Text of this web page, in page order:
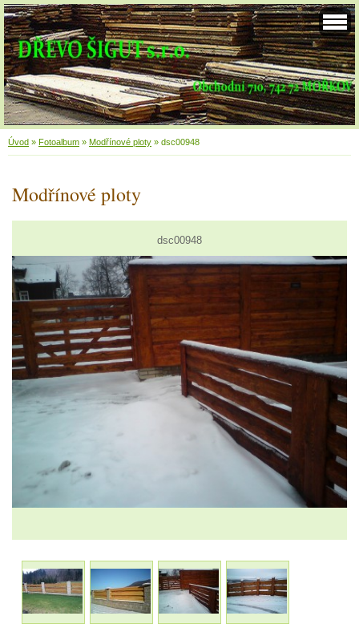
Úvod » Fotoalbum » Modřínové ploty » dsc00948
Modřínové ploty
dsc00948